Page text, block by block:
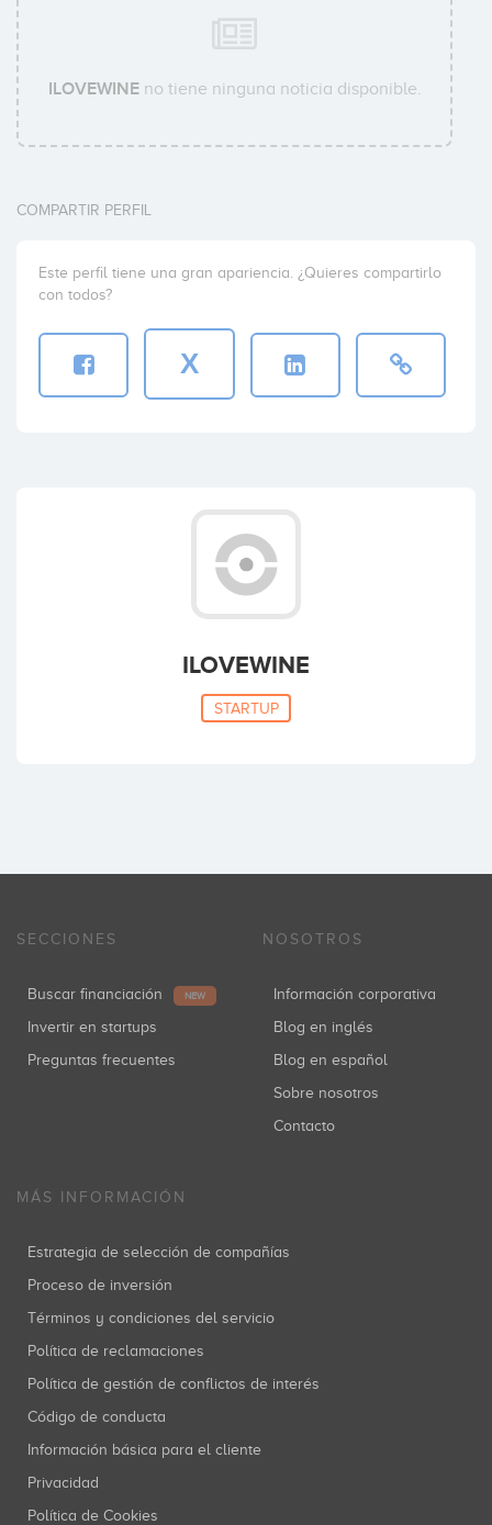
ILOVEWINEno tiene ninguna noticia disponible.
COMPARTIR PERFIL
Este perfil tiene una gran apariencia. ¿Quieres compartirlo
con todos?
X
ILOVEWINE
STARTUP
SECCIONES
Buscar financiación NEW
Invertir en startups
Preguntas frecuentes
NOSOTROS
Información corporativa
Blog en inglés
Blog en español
Sobre nosotros
Contacto
MÁS INFORMACIÓN
Estrategia de selección de compañías
Proceso de inversión
Términos y condiciones del servicio
Política de reclamaciones
Política de gestión de conflictos de interés
Código de conducta
Información básica para el cliente
Privacidad
Política de Cookies